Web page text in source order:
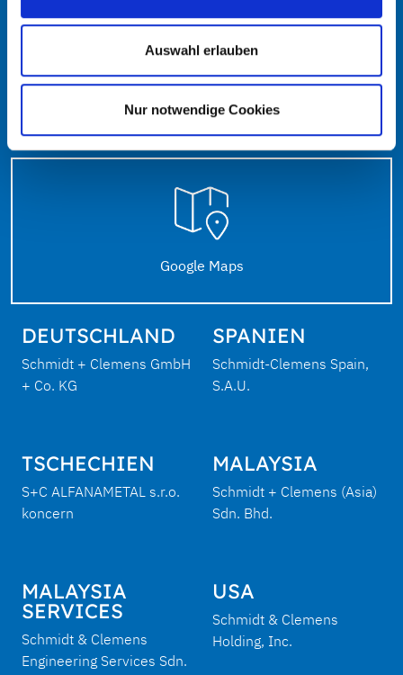
Auswahl erlauben
Nur notwendige Cookies
Google Maps
DEUTSCHLAND
Schmidt + Clemens GmbH
+ Co. KG
SPANIEN
Schmidt-Clemens Spain,
S.A.U.
TSCHECHIEN
S+C ALFANAMETAL s.r.o.
koncern
MALAYSIA
Schmidt + Clemens (Asia)
Sdn. Bhd.
MALAYSIA
SERVICES
Schmidt & Clemens
Engineering Services Sdn.
USA
Schmidt & Clemens
Holding, Inc.